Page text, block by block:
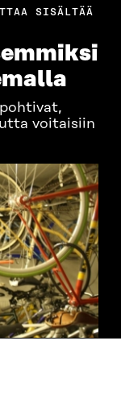
SISÄLTÄÄ
voitaisiin